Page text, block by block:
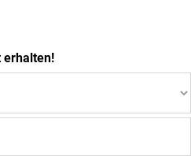
erhalten!